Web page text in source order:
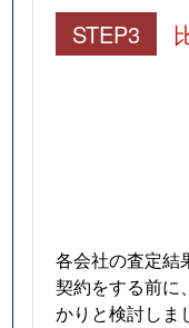
STEP3
各会社の査定結
契約をする前に
かりと検討しま